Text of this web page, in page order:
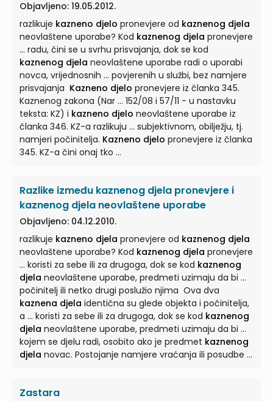
Objavljeno: 19.05.2012.
razlikuje kazneno djelo pronevjere od kaznenog djela
neovlaštene uporabe? Kod kaznenog djela pronevjere
... radu, čini se u svrhu prisvajanja, dok se kod
kaznenog djela neovlaštene uporabe radi o uporabi
novca, vrijednosnih ... povjerenih u službi, bez namjere
prisvajanja Kazneno djelo pronevjere iz članka 345.
Kaznenog zakona (Nar ... 152/08 i 57/11 - u nastavku
teksta: KZ) i kazneno djelo neovlaštene uporabe iz
članka 346. KZ-a razlikuju ... subjektivnom, obilježju, tj.
namjeri počinitelja. Kazneno djelo pronevjere iz članka
345. KZ-a čini onaj tko ...
Razlike između kaznenog djela pronevjere i
kaznenog djela neovlaštene uporabe
Objavljeno: 04.12.2010.
razlikuje kazneno djela pronevjere od kaznenog djela
neovlaštene uporabe? Kod kaznenog djela pronevjere
... koristi za sebe ili za drugoga, dok se kod kaznenog
djela neovlaštene uporabe, predmeti uzimaju da bi ...
počinitelj ili netko drugi poslužio njima Ova dva
kaznena djela identična su glede objekta i počinitelja,
a ... koristi za sebe ili za drugoga, dok se kod kaznenog
djela neovlaštene uporabe, predmeti uzimaju da bi ...
kojem se djelu radi, osobito ako je predmet kaznenog
djela novac. Postojanje namjere vraćanja ili posudbe ...
Zastara